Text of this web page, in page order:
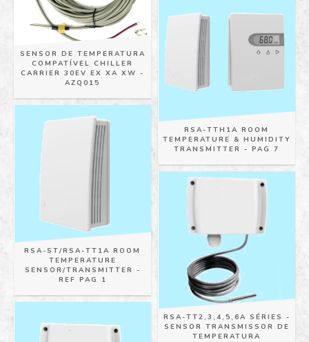
SENSOR DE TEMPERATURA
COMPATÍVEL CHILLER
CARRIER 30EV EX XA XW -
AZQ015
RSA-TTH1A ROOM
TEMPERATURE & HUMIDITY
TRANSMITTER - PAG 7
RSA-ST/RSA-TT1A ROOM
TEMPERATURE
SENSOR/TRANSMITTER -
REF PAG 1
RSA-TT2,3,4,5,6A SÉRIES -
SENSOR TRANSMISSOR DE
TEMPERATURA